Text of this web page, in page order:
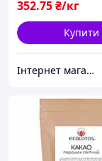
352.75₴/кг
Купити
Інтернет магазин СМАКОВНИЦЯ | smakovnica.com.ua